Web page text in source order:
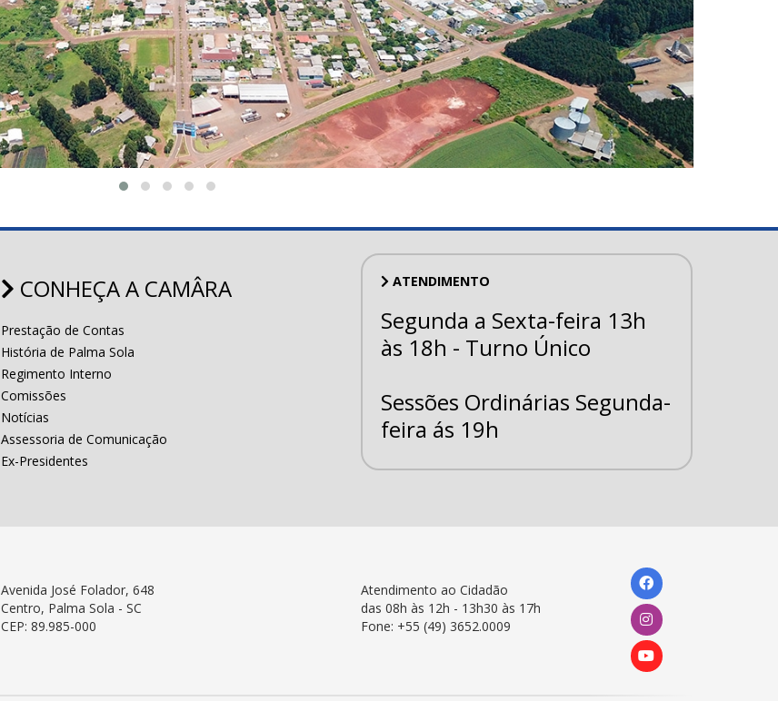
CONHEÇA A CAMÂRA
Prestação de Contas
História de Palma Sola
Regimento Interno
Comissões
Notícias
Assessoria de Comunicação
Ex-Presidentes
ATENDIMENTO
Segunda a Sexta-feira 13h
às 18h - Turno Único
Sessões Ordinárias Segunda-
feira ás 19h
Avenida José Folador, 648
Centro, Palma Sola - SC
CEP: 89.985-000
Atendimento ao Cidadão
das 08h às 12h - 13h30 às 17h
Fone: +55 (49) 3652.0009